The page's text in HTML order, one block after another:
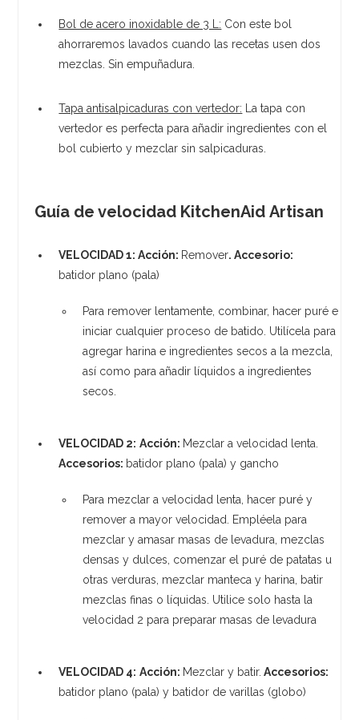
Bol de acero inoxidable de 3 L: Con este bol
ahorraremos lavados cuando las recetas usen dos
mezclas. Sin empuñadura.
Tapa antisalpicaduras con vertedor: La tapa con
vertedor es perfecta para añadir ingredientes con el
bol cubierto y mezclar sin salpicaduras.
Guía de velocidad KitchenAid Artisan
VELOCIDAD 1:Acción: Remover.Accesorio:
batidor plano (pala)
Para remover lentamente, combinar, hacer puré e
iniciar cualquier proceso de batido. Utilícela para
agregar harina e ingredientes secos a la mezcla,
así como para añadir líquidos a ingredientes
secos.
VELOCIDAD 2: Acción: Mezclar a velocidad lenta.
Accesorios: batidor plano (pala) y gancho
Para mezclar a velocidad lenta, hacer puré y
remover a mayor velocidad. Empléela para
mezclar y amasar masas de levadura, mezclas
densas y dulces, comenzar el puré de patatas u
otras verduras, mezclar manteca y harina, batir
mezclas finas o líquidas. Utilice solo hasta la
velocidad 2 para preparar masas de levadura
VELOCIDAD 4: Acción: Mezclar y batir. Accesorios:
batidor plano (pala) y batidor de varillas (globo)